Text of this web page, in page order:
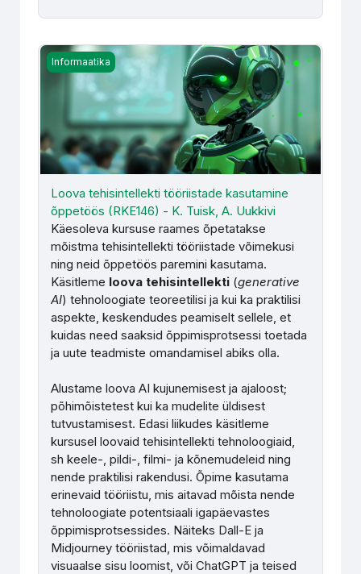
Loova tehisintellekti tööriistade kasutamine õppetöös
Informaatika
Loova tehisintellekti tööriistade kasutamine
õppetöös (RKE146) - K. Tuisk, A. Uukkivi
Käesoleva kursuse raames õpetatakse
mõistma tehisintellekti tööriistade võimekusi
ning neid õppetöös paremini kasutama.
Käsitleme loova tehisintellekti (generative
AI) tehnoloogiate teoreetilisi ja kui ka praktilisi
aspekte, keskendudes peamiselt sellele, et
kuidas need saaksid õppimisprotsessi toetada
ja uute teadmiste omandamisel abiks olla.
Alustame loova AI kujunemisest ja ajaloost;
põhimõistetest kui ka mudelite üldisest
tutvustamisest. Edasi liikudes käsitleme
kursusel loovaid tehisintellekti tehnoloogiaid,
sh keele-, pildi-, filmi- ja kõnemudeleid ning
nende praktilisi rakendusi. Õpime kasutama
erinevaid tööriistu, mis aitavad mõista nende
tehnoloogiate potentsiaali igapäevastes
õppimisprotsessides. Näiteks Dall-E ja
Midjourney tööriistad, mis võimaldavad
visuaalse sisu loomist, või ChatGPT ja teised